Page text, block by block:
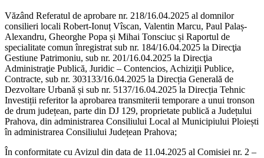
Văzând Referatul de aprobare nr. 218/16.04.2025 al domnilor
consilieri locali Robert-Ionuț Vîscan, Valentin Marcu, Paul Palaș-
Alexandru, Gheorghe Popa și Mihai Tonsciuc și Raportul de
specialitate comun înregistrat sub nr. 184/16.04.2025 la Direcţia
Gestiune Patrimoniu, sub nr. 201/16.04.2025 la Direcţia
Administraţie Publică, Juridic – Contencios, Achiziţii Publice,
Contracte, sub nr. 303133/16.04.2025 la Direcția Generală de
Dezvoltare Urbană și sub nr. 5137/16.04.2025 la Direcția Tehnic
Investiții referitor la aprobarea transmiterii temporare a unui tronson
de drum județean, parte din DJ 129, proprietate publică a Județului
Prahova, din administrarea Consiliului Local al Municipiului Ploiești
în administrarea Consiliului Județean Prahova;
În conformitate cu Avizul din data de 11.04.2025 al Comisiei nr. 2 –